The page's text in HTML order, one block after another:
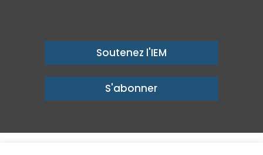
Soutenez l'IEM
S'abonner